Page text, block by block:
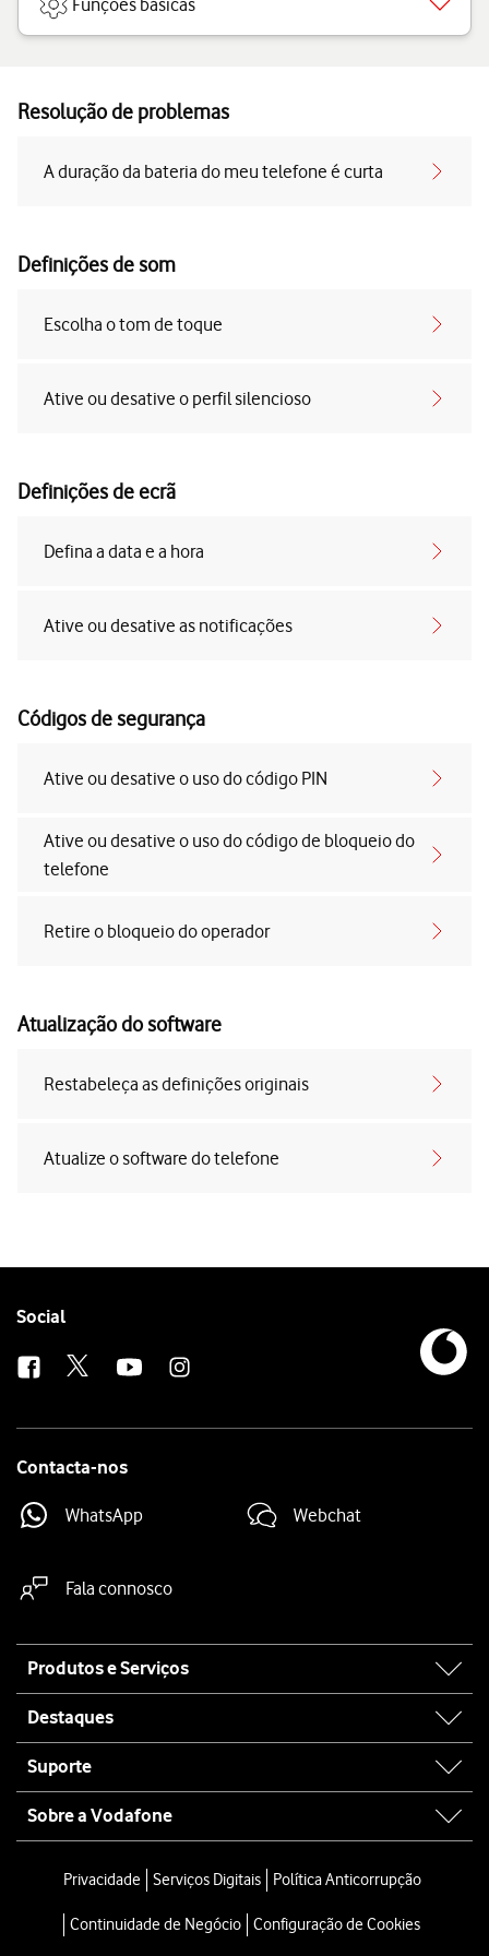
Funções básicas
Resolução de problemas
A duração da bateria do meu telefone é curta
Definições de som
Escolha o tom de toque
Ative ou desative o perfil silencioso
Definições de ecrã
Defina a data e a hora
Ative ou desative as notificações
Códigos de segurança
Ative ou desative o uso do código PIN
Ative ou desative o uso do código de bloqueio do
telefone
Retire o bloqueio do operador
Atualização do software
Restabeleça as definições originais
Atualize o software do telefone
Follow
Social
Contacta-nos
WhatsApp Webchat
Fala connosco
map
Produtos e Serviços
Destaques
Suporte
Sobre a Vodafone
Privacidade Serviços Digitais Política Anticorrupção
Continuidade de Negócio Configuração de Cookies